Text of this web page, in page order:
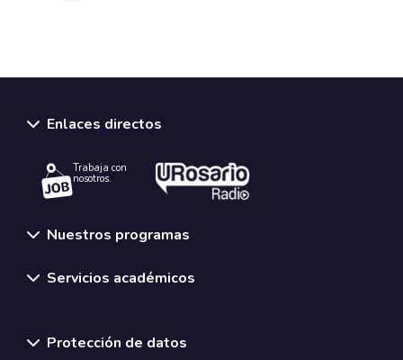
Enlaces directos
Trabaja con
nosotros.
Nuestros programas
Servicios académicos
Protección de datos